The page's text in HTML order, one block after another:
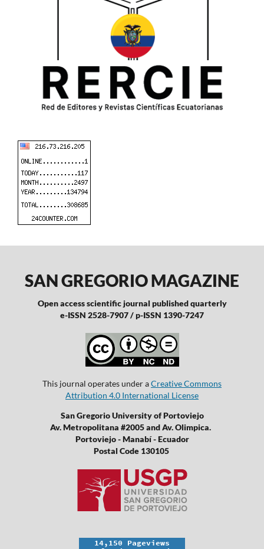
SAN GREGORIO MAGAZINE
Open access scientific journal published quarterly
e-ISSN 2528-7907 / p-ISSN 1390-7247
This journal operates under aCreative Commons
Attribution 4.0 International License
San Gregorio University of Portoviejo
Av. Metropolitana #2005 and Av. Olimpica.
Portoviejo - Manabí - Ecuador
Postal Code 130105